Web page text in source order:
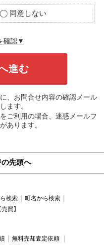
同意しない
確認▼
、お問合せ内容の確認メール
ます。
ご利用の場合、迷惑メールフ
あります。
先頭へ
検索
町名から検索
買】
無料売却査定依頼